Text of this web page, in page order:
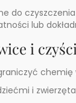
do
lub
i
chemię
i